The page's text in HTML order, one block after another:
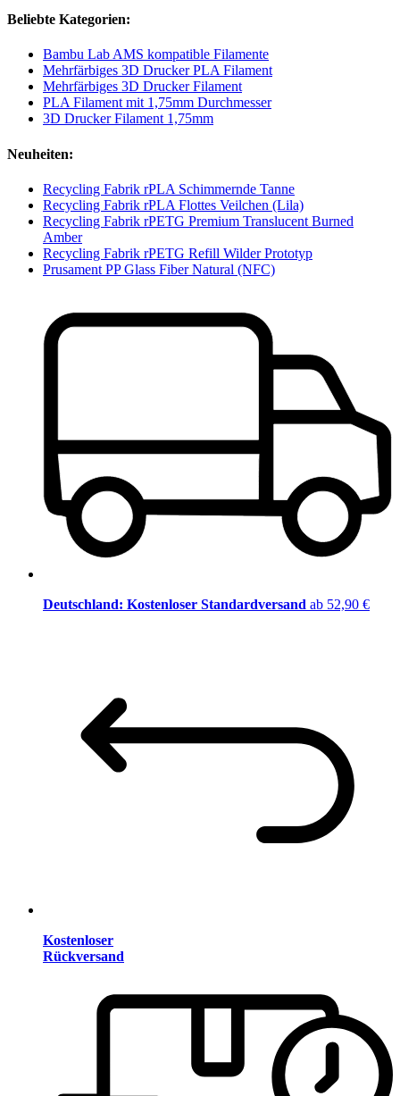
Beliebte Kategorien:
Bambu Lab AMS kompatible Filamente
Mehrfärbiges 3D Drucker PLA Filament
Mehrfärbiges 3D Drucker Filament
PLA Filament mit 1,75mm Durchmesser
3D Drucker Filament 1,75mm
Neuheiten:
Recycling Fabrik rPLA Schimmernde Tanne
Recycling Fabrik rPLA Flottes Veilchen (Lila)
Recycling Fabrik rPETG Premium Translucent Burned
Amber
Recycling Fabrik rPETG Refill Wilder Prototyp
Prusament PP Glass Fiber Natural (NFC)
Deutschland: Kostenloser Standardversand ab 52,90 €
Kostenloser
Rückversand